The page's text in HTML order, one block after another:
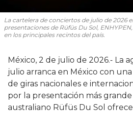
La cartelera de conciertos de julio de 2026
presentaciones de Rüfüs Du Sol,
en los principales recintos del país.
México, 2 de julio de 2026.- La
julio arranca en México con
de giras nacionales e
por la presentación más
australiano Rüfüs Du Sol